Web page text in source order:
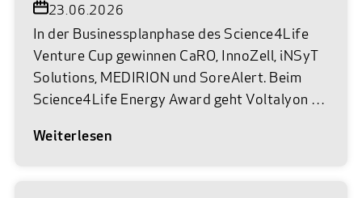
23.06.2026
In der Businessplanphase des Science4Life
Venture Cup gewinnen CaRO, InnoZell, iNSyT
Solutions, MEDIRION und SoreAlert. Beim
Science4Life Energy Award geht Voltalyon als
wieder so weit. Im Museum Reinhard Ernst in
Weiterlesen